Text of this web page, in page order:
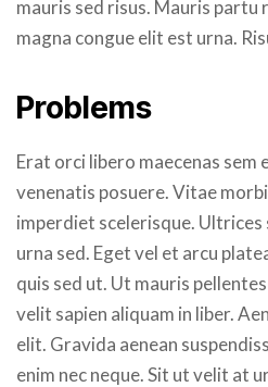
mauris sed risus. Mauris
magna congue elit est urna.
Problems
Erat orci libero maecenas
venenatis posuere. Vitae
imperdiet scelerisque. Ultrices
urna sed. Eget vel et arcu
quis sed ut. Ut mauris
velit sapien aliquam in liber.
elit. Gravida aenean
enim nec neque. Sit ut velit at